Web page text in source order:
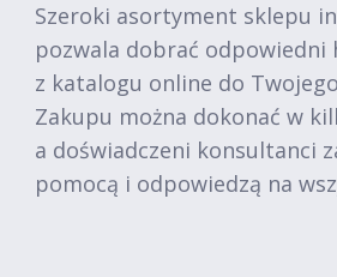
Szeroki asortyment sklepu
pozwala dobrać odpowiedni
z katalogu online do
Zakupu można dokonać w
a doświadczeni konsultanci
pomocą i odpowiedzą na